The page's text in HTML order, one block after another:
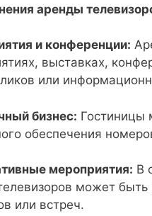
аренды
и конференции:
выставках,
или
бизнес: Гостиницы
обеспечения
мероприятия: В
может быть
или встреч.